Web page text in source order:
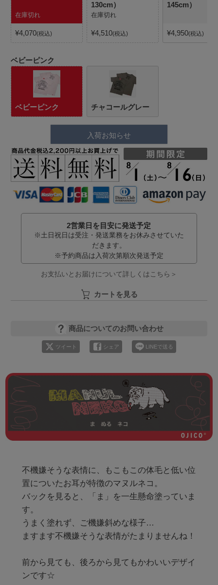
在庫切れ
¥4,070 税込
130cm）
在庫切れ
¥4,510 税込
145cm）
¥4,950 税込
ベビーピンク
ベビーピンク チャコールグレー
入荷お知らせ
2営業日を目安に発送予定
※土日祝日は受注・発送業務をお休みさせていた
だきます。
※予約商品は入荷次第順次発送予定
お支払いとお届けについて詳しくはこちら＞
カートを見る
商品についてのお問い合わせ
ツイート シェア LINEで送る
不機嫌そうな表情に、もこもこの体毛と低い位
置についたお耳が特徴のマヌルネコ。
バックを見ると、「ま」を一生懸命塗っていま
す。
うまく塗れず、ご機嫌斜めな様子…
ますます不機嫌そうな表情がたまりませんね！
前から見ても、後ろから見てもかわいいデザイ
ンです☆